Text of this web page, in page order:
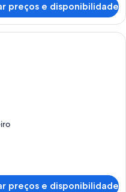
preços e disponibilidade
de hotel com uma cama
preços e disponibilidade